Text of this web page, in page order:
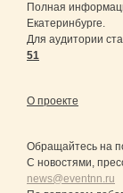
Полная
Екатеринбурге.
Для аудитории
51
О проекте
Обращайтесь на
С новостями,
news@eventnn.ru